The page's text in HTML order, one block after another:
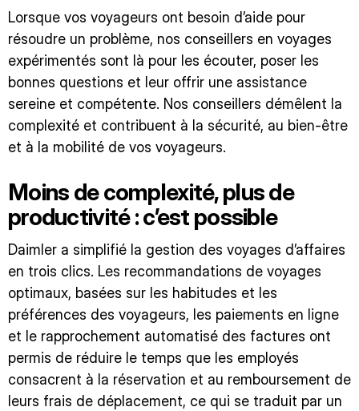
Lorsque vos voyageurs ont besoin d’aide pour
résoudre un problème, nos conseillers en voyages
expérimentés sont là pour les écouter, poser les
bonnes questions et leur offrir une assistance
sereine et compétente. Nos conseillers démêlent la
complexité et contribuent à la sécurité, au bien-être
et à la mobilité de vos voyageurs.
Moins de complexité, plus de
productivité : c’est possible
Daimler a simplifié la gestion des voyages d’affaires
en trois clics. Les recommandations de voyages
optimaux, basées sur les habitudes et les
préférences des voyageurs, les paiements en ligne
et le rapprochement automatisé des factures ont
permis de réduire le temps que les employés
consacrent à la réservation et au remboursement de
leurs frais de déplacement, ce qui se traduit par un